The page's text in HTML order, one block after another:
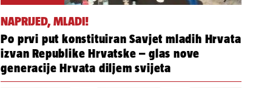
NAPRIJED, MLADI!
Po prvi put konstituiran Savjet mladih Hrvata
izvan Republike Hrvatske – glas nove
generacije Hrvata diljem svijeta